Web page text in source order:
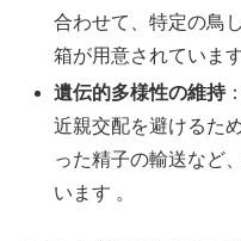
合わせて、特定の鳥
箱が用意されています
遺伝的多様性の維持
近親交配を避けるた
った精子の輸送など
います 。